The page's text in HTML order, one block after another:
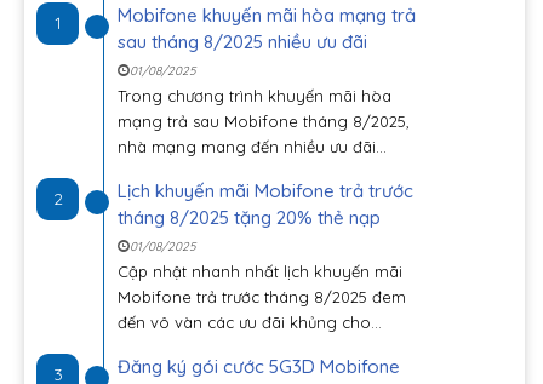
1
Mobifone khuyến mãi hòa mạng trả
sau tháng 8/2025 nhiều ưu đãi
01/08/2025
Trong chương trình khuyến mãi hòa
mạng trả sau Mobifone tháng 8/2025,
nhà mạng mang đến nhiều ưu đãi...
2
Lịch khuyến mãi Mobifone trả trước
tháng 8/2025 tặng 20% thẻ nạp
01/08/2025
Cập nhật nhanh nhất lịch khuyến mãi
Mobifone trả trước tháng 8/2025 đem
đến vô vàn các ưu đãi khủng cho...
3
Đăng ký gói cước 5G3D Mobifone